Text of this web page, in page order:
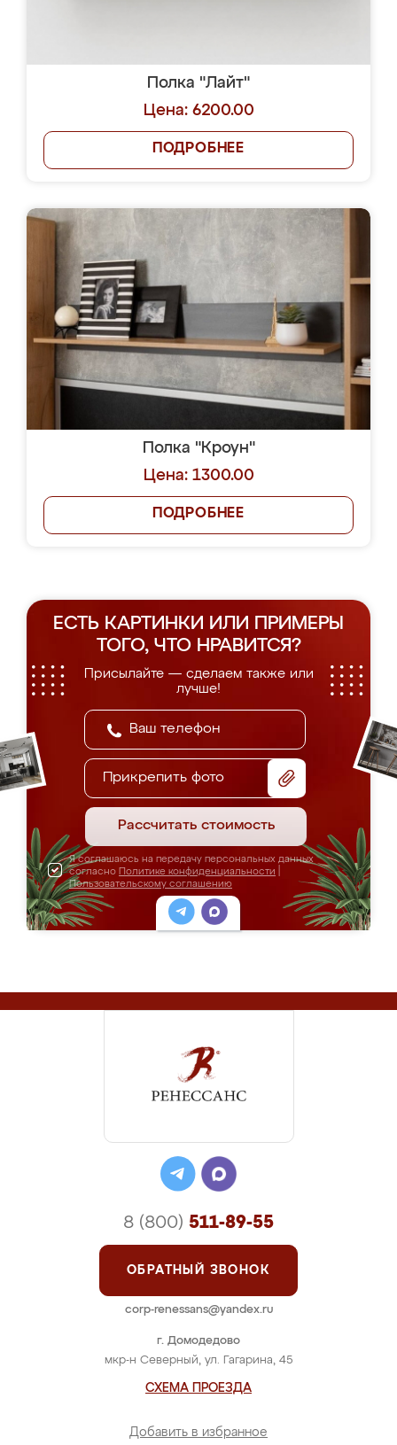
Полка "Лайт"
Цена: 6200.00
ПОДРОБНЕЕ
Полка "Кроун"
Цена: 1300.00
ПОДРОБНЕЕ
ЕСТЬ КАРТИНКИ ИЛИ ПРИМЕРЫ
ТОГО, ЧТО НРАВИТСЯ?
Присылайте — сделаем также или
лучше!
Прикрепить фото
Рассчитать стоимость
Я соглашаюсь на передачу персональных данных
согласно Политике конфиденциальности
Пользовательскому соглашению
г. Домодедово
мкр-н Северный, ул. Гагарина, 45
СХЕМА ПРОЕЗДА
Добавить в избранное
8 (800) 511-89-55
ОБРАТНЫЙ ЗВОНОК
corp-renessans@yandex.ru